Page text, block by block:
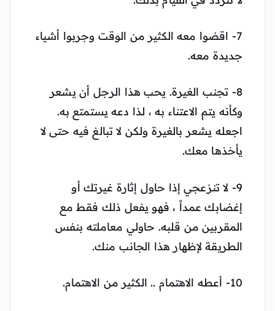
7- اقضوا معه الكثير من الوقت وجربوا أشياء
جديدة معه.
8- تجنب الغيرة. يحب هذا الرجل أن يشعر
وكأنه يتم الاعتناء به ، لذا دعه يستمتع به.
اجعله يشعر بالغيرة ولكن لا تبالغ فيه حتى لا
يأخذها معك.
9- لا تنزعجي إذا حاول إثارة غيرتك أو
إغضابك عمداً ، فهو يفعل ذلك فقط مع
المقربين من قلبه. حاولي معاملته بنفس
الطريقة لإظهار هذا الجانب منك.
10- أعطه الاهتمام .. الكثير من الاهتمام.